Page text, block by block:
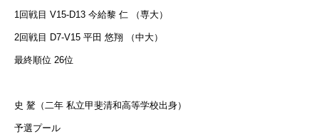
1回戦目 V15-D13 今給黎 仁 （専大）
2回戦目 D7-V15 平田 悠翔 （中大）
最終順位 26位
史 驁（二年 私立甲斐清和高等学校出身）
予選プール